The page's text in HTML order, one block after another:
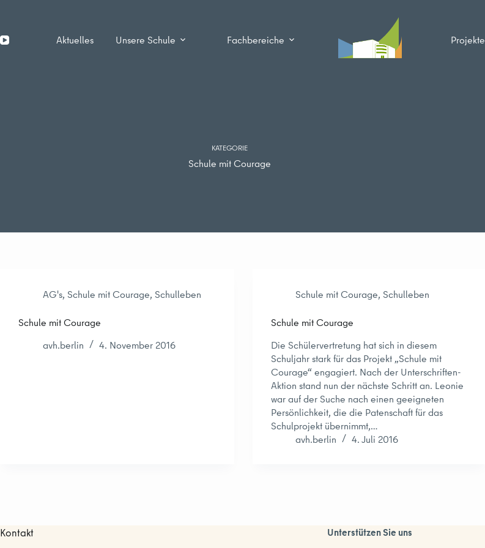
springen
Aktuelles Unsere Schule Fachbereiche Projekte
KATEGORIE
Schule mit Courage
AG's, Schule mit Courage, Schulleben
Schule mit Courage
avh.berlin
4. November 2016
Schule mit Courage, Schulleben
Schule mit Courage
Die Schülervertretung hat sich in diesem
Schuljahr stark für das Projekt „Schule mit
Courage“ engagiert. Nach der Unterschriften-
Aktion stand nun der nächste Schritt an. Leonie
war auf der Suche nach einen geeigneten
Persönlichkeit, die die Patenschaft für das
Schulprojekt übernimmt,…
avh.berlin
4. Juli 2016
Kontakt Unterstützen Sie uns